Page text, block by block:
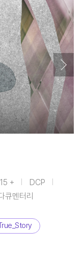
15 +
DCP
큐멘터리